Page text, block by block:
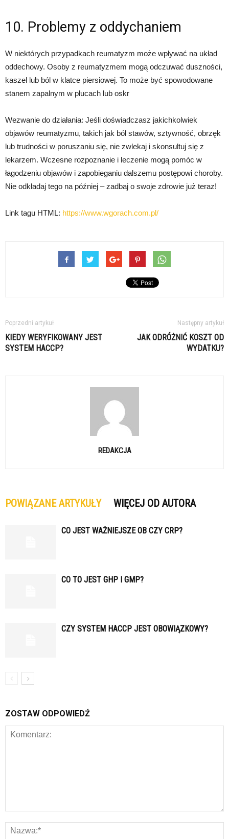
10. Problemy z oddychaniem
W niektórych przypadkach reumatyzm może wpływać na układ
oddechowy. Osoby z reumatyzmem mogą odczuwać duszności,
kaszel lub ból w klatce piersiowej. To może być spowodowane
stanem zapalnym w płucach lub oskr
Wezwanie do działania: Jeśli doświadczasz jakichkolwiek
objawów reumatyzmu, takich jak ból stawów, sztywność, obrzęk
lub trudności w poruszaniu się, nie zwlekaj i skonsultuj się z
lekarzem. Wczesne rozpoznanie i leczenie mogą pomóc w
łagodzeniu objawów i zapobieganiu dalszemu postępowi choroby.
Nie odkładaj tego na później – zadbaj o swoje zdrowie już teraz!
Link tagu HTML: https://www.wgorach.com.pl/
Poprzedni artykuł
KIEDY WERYFIKOWANY JEST
SYSTEM HACCP?
Następny artykuł
JAK ODRÓŻNIĆ KOSZT OD
WYDATKU?
REDAKCJA
POWIĄZANE ARTYKUŁY WIĘCEJ OD AUTORA
CO JEST WAŻNIEJSZE OB CZY CRP?
CO TO JEST GHP I GMP?
CZY SYSTEM HACCP JEST OBOWIĄZKOWY?
ZOSTAW ODPOWIEDŹ